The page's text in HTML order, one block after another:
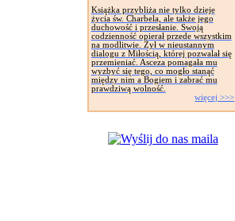
Książka przybliża nie tylko dzieje
życia św. Charbela, ale także jego
duchowość i przesłanie. Swoją
codzienność opierał przede wszystkim
na modlitwie. Żył w nieustannym
dialogu z Miłością, której pozwalał się
przemieniać. Asceza pomagała mu
wyzbyć się tego, co mogło stanąć
między nim a Bogiem i zabrać mu
prawdziwą wolność.
więcej >>>